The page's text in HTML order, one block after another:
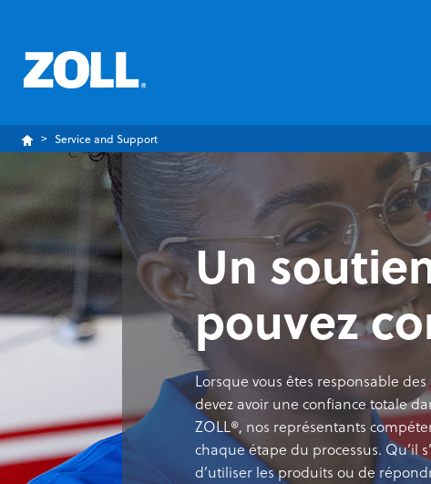
Service and Support
Un
pouvez
Lorsque vous êtes responsable
devez avoir une confiance totale
ZOLL®, nos représentants
chaque étape du processus. Qu’il
d’utiliser les produits ou de